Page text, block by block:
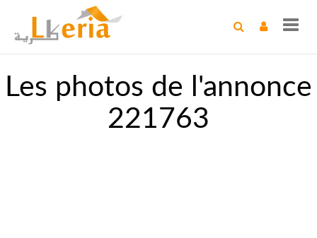
Les photos de l'annonce
221763